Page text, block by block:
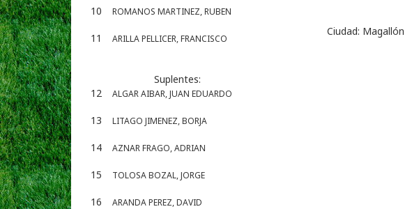
10 ROMANOS MARTINEZ, RUBEN
11 ARILLA PELLICER, FRANCISCO
Suplentes:
12
ALGAR AIBAR, JUAN EDUARDO
13 LITAGO JIMENEZ, BORJA
14 AZNAR FRAGO, ADRIAN
15 TOLOSA BOZAL, JORGE
16 ARANDA PEREZ, DAVID
Ciudad: Magallón